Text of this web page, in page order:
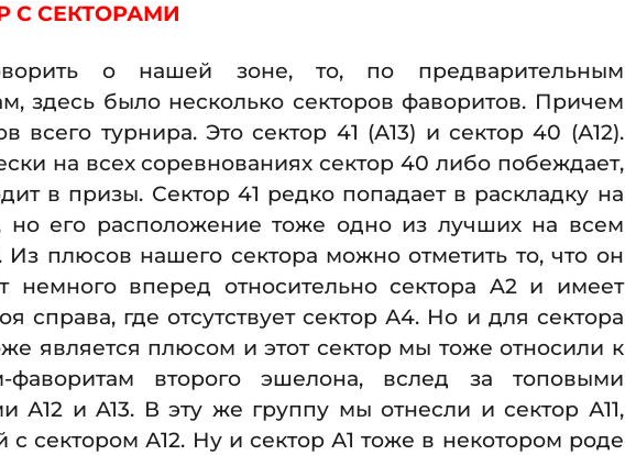
С СЕКТОРАМИ
о нашей зоне, то, по предварительным
здесь было несколько секторов фаворитов. Причем
всего турнира. Это сектор 41 (А13) и сектор 40 (А12).
на всех соревнованиях сектор 40 либо побеждает,
в призы. Сектор 41 редко попадает в раскладку на
но его расположение тоже одно из лучших на всем
Из плюсов нашего сектора можно отметить то, что он
немного вперед относительно сектора A2 и имеет
справа, где отсутствует сектор А4. Но и для сектора
является плюсом и этот сектор мы тоже относили к
фаворитам второго эшелона, вслед за топовыми
А12 и A13. В эту же группу мы отнесли и сектор А11,
с сектором А12. Ну и сектор А1 тоже в некотором роде